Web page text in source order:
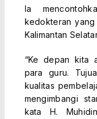
Ia
kedokteran yang
Kalimantan
“Ke depan kita
para guru.
kualitas
mengimbangi
kata H.